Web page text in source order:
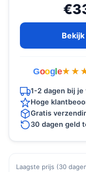
Goog e
1-2 dagen bij je
Hoge
Gratis
30 dagen geld
Laagste prijs (30